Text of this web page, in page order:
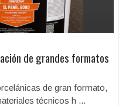
de grandes formatos
de gran formato,
técnicos h ...